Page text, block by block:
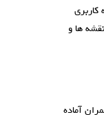
کاربری
ها و
آماده